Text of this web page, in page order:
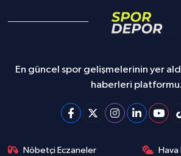
En güncel spor gelişmelerinin yer
haberleri platformu.
Nöbetçi Eczaneler Hava